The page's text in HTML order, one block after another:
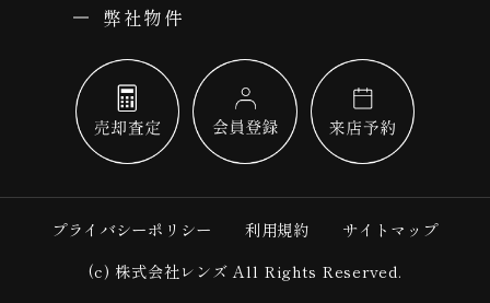
弊社物件
プライバシーポリシー 利用規約
サイトマップ
(c) 株式会社レンズ All Rights Reserved.